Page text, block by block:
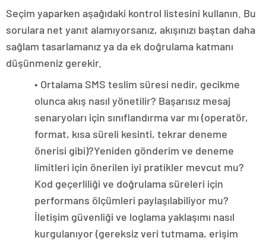
Seçim yaparken aşağıdaki kontrol listesini kullanın. Bu
sorulara net yanıt alamıyorsanız, akışınızı baştan daha
sağlam tasarlamanız ya da ek doğrulama katmanı
düşünmeniz gerekir.
• Ortalama SMS teslim süresi nedir, gecikme
olunca akış nasıl yönetilir? Başarısız mesaj
senaryoları için sınıflandırma var mı (operatör,
format, kısa süreli kesinti, tekrar deneme
önerisi gibi)?Yeniden gönderim ve deneme
limitleri için önerilen iyi pratikler mevcut mu?
Kod geçerliliği ve doğrulama süreleri için
performans ölçümleri paylaşılabiliyor mu?
İletişim güvenliği ve loglama yaklaşımı nasıl
kurgulanıyor (gereksiz veri tutmama, erişim